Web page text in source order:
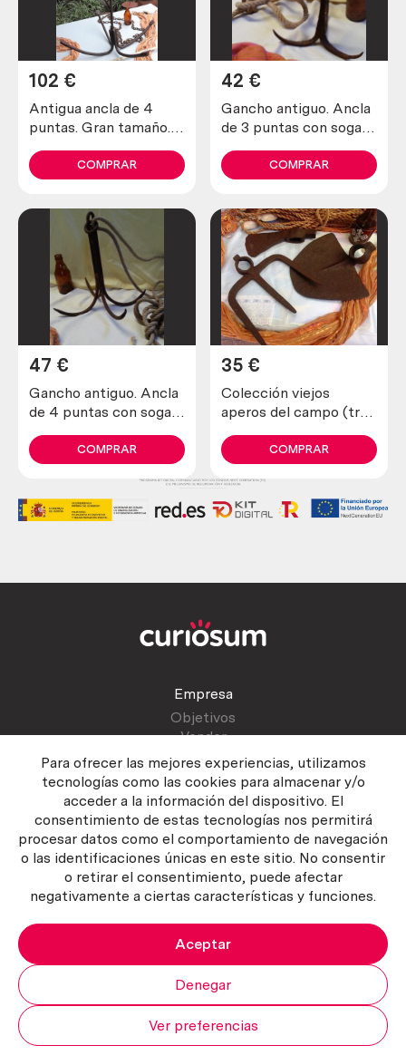
Para ofrecer las mejores experiencias, utilizamos
tecnologías como las cookies para almacenar y/o
acceder a la información del dispositivo. El
consentimiento de estas tecnologías nos permitirá
procesar datos como el comportamiento de navegación
o las identificaciones únicas en este sitio. No consentir
o retirar el consentimiento, puede afectar
negativamente a ciertas características y funciones.
Aceptar
Denegar
Ver preferencias
Antigua ancla de 4
puntas. Gran tamaño.
Antique 4-point
anchor
102 €
COMPRAR
Gancho antiguo. Ancla
de 3 puntas con soga
42 €
COMPRAR
Gancho antiguo. Ancla
de 4 puntas con soga
47 €
COMPRAR
Colección viejos
aperos del campo (tres
diferentes)
35 €
COMPRAR
Empresa
Objetivos
Vender
Atención al cliente
Contactar
Manual del vendedor
Política del servicio
Política de Cookies
Copyright ©2026 Curiosum S.L. Todos los derechos reservados.